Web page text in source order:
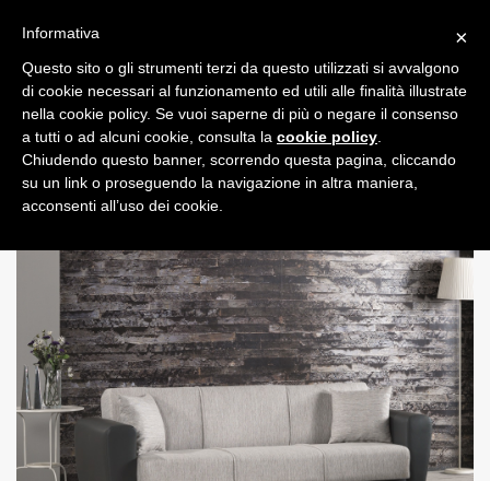
0
×
Informativa
Questo sito o gli strumenti terzi da questo utilizzati si avvalgono
di cookie necessari al funzionamento ed utili alle finalità illustrate
nella cookie policy. Se vuoi saperne di più o negare il consenso
a tutti o ad alcuni cookie, consulta la cookie policy
Chiudendo questo banner, scorrendo questa pagina, cliccando
su un link o proseguendo la navigazione in altra maniera,
acconsenti all’uso dei cookie.